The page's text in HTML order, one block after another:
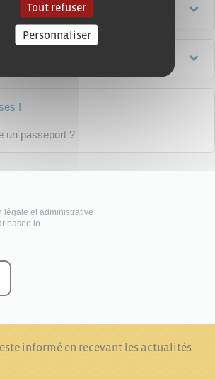
!
un passeport ?
légale et administrative
baseo.io
informé en recevant les actualités
Tout refuser
Personnaliser